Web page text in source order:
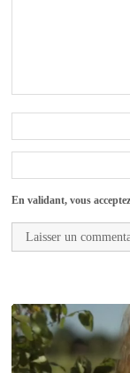
En validant, vous